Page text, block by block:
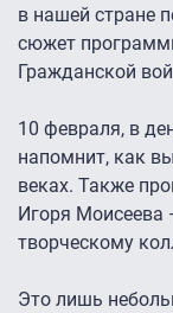
в нашей стране
сюжет
Гражданской
10 февраля, в
напомнит, как
веках. Также
Игоря Моисеева
творческому
Это лишь